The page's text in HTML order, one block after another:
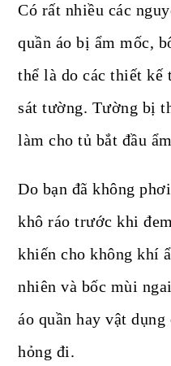
Có rất nhiều các
quần áo bị ẩm mốc,
thể là do các thiết kế
sát tường. Tường bị
làm cho tủ bắt đầu
Do bạn đã không
khô ráo trước khi
khiến cho không khí
nhiên và bốc mùi
áo quần hay vật
hỏng đi.